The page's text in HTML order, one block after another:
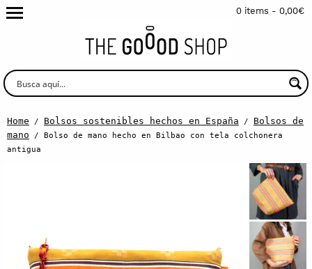
0 items - 0,00€
Home / Bolsos sostenibles hechos en España / Bolsos de
mano / Bolso de mano hecho en Bilbao con tela colchonera
antigua